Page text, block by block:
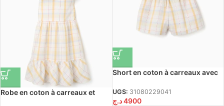
Short en coton à carreaux avec
filles, blanc/jaune/bleu/rouge
UGS: 31080229041
4900 د.ج
Robe en coton à carreaux et